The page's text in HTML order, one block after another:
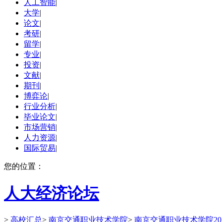
人工智能|
大学|
论文|
考研|
留学|
专业|
投资|
文献|
期刊 |
博弈论|
行业分析|
毕业论文|
市场营销|
人力资源|
国际贸易|
您的位置：
人大经济论坛
> 高校汇总> 南京交通职业技术学院> 南京交通职业技术学院